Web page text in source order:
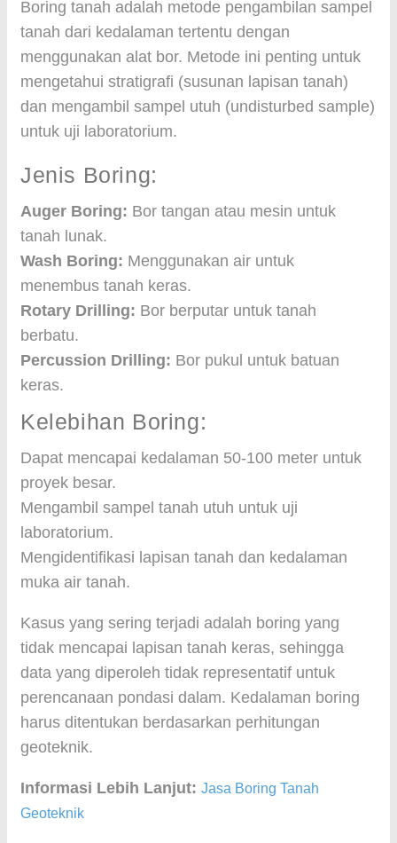
Boring tanah adalah metode pengambilan sampel
tanah dari kedalaman tertentu dengan
menggunakan alat bor. Metode ini penting untuk
mengetahui stratigrafi (susunan lapisan tanah)
dan mengambil sampel utuh (undisturbed sample)
untuk uji laboratorium.
Jenis Boring:
Auger Boring: Bor tangan atau mesin untuk
tanah lunak.
Wash Boring: Menggunakan air untuk
menembus tanah keras.
Rotary Drilling: Bor berputar untuk tanah
berbatu.
Percussion Drilling: Bor pukul untuk batuan
keras.
Kelebihan Boring:
Dapat mencapai kedalaman 50-100 meter untuk
proyek besar.
Mengambil sampel tanah utuh untuk uji
laboratorium.
Mengidentifikasi lapisan tanah dan kedalaman
muka air tanah.
Kasus yang sering terjadi adalah boring yang
tidak mencapai lapisan tanah keras, sehingga
data yang diperoleh tidak representatif untuk
perencanaan pondasi dalam. Kedalaman boring
harus ditentukan berdasarkan perhitungan
geoteknik.
Informasi Lebih Lanjut: Jasa Boring Tanah
Geoteknik